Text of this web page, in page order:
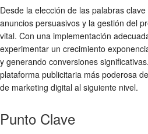
Desde la elección de las palabras
anuncios persuasivos y la gestión del
vital. Con una implementación
experimentar un crecimiento
y generando conversiones
plataforma publicitaria más poderosa
de marketing digital al siguiente nivel.
Punto Clave